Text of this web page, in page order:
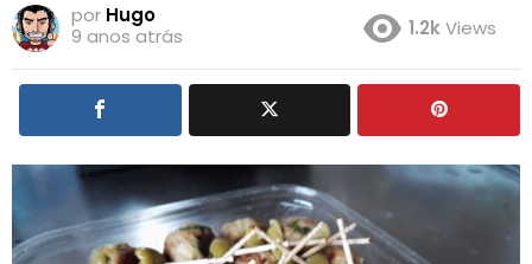
por Hugo
9 anos atrás
1.2kViews